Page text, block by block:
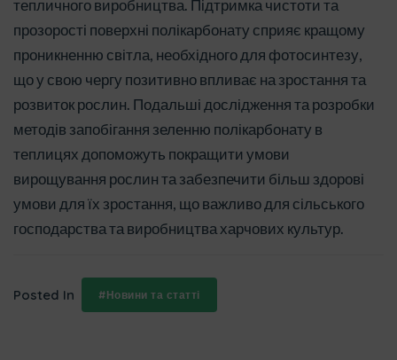
тепличного виробництва. Підтримка чистоти та
прозорості поверхні полікарбонату сприяє кращому
проникненню світла, необхідного для фотосинтезу,
що у свою чергу позитивно впливає на зростання та
розвиток рослин. Подальші дослідження та розробки
методів запобігання зеленню полікарбонату в
теплицях допоможуть покращити умови
вирощування рослин та забезпечити більш здорові
умови для їх зростання, що важливо для сільського
господарства та виробництва харчових культур.
Posted In #Новини та статті